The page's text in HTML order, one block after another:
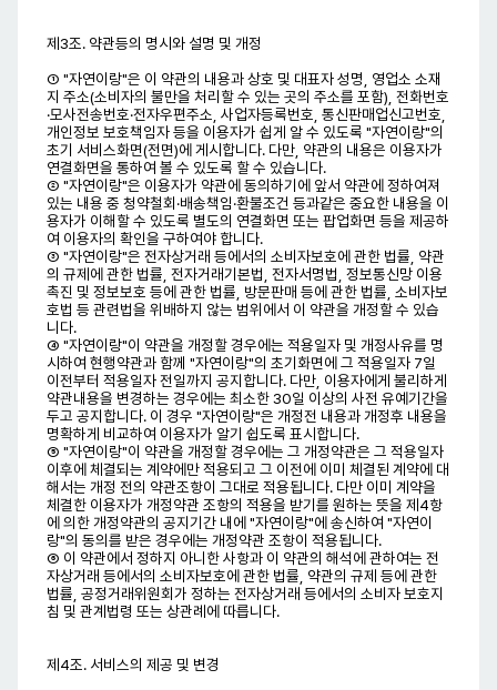
제3조. 약관등의 명시와 설명 및 개정
① "자연이랑"은 이 약관의 내용과 상호 및 대표자 성명, 영업소 소재
지 주소(소비자의 불만을 처리할 수 있는 곳의 주소를 포함), 전화번호
·모사전송번호·전자우편주소, 사업자등록번호, 통신판매업신고번호,
개인정보 보호책임자 등을 이용자가 쉽게 알 수 있도록 "자연이랑"의
초기 서비스화면(전면)에 게시합니다. 다만, 약관의 내용은 이용자가
연결화면을 통하여 볼 수 있도록 할 수 있습니다.
② "자연이랑"은 이용자가 약관에 동의하기에 앞서 약관에 정하여져
있는 내용 중 청약철회·배송책임·환불조건 등과같은 중요한 내용을 이
용자가 이해할 수 있도록 별도의 연결화면 또는 팝업화면 등을 제공하
여 이용자의 확인을 구하여야 합니다.
③ "자연이랑"은 전자상거래 등에서의 소비자보호에 관한 법률, 약관
의 규제에 관한 법률, 전자거래기본법, 전자서명법, 정보통신망 이용
촉진 및 정보보호 등에 관한 법률, 방문판매 등에 관한 법률, 소비자보
호법 등 관련법을 위배하지 않는 범위에서 이 약관을 개정할 수 있습
니다.
④ "자연이랑"이 약관을 개정할 경우에는 적용일자 및 개정사유를 명
시하여 현행약관과 함께 "자연이랑"의 초기화면에 그 적용일자 7일
이전부터 적용일자 전일까지 공지합니다. 다만, 이용자에게 불리하게
약관내용을 변경하는 경우에는 최소한 30일 이상의 사전 유예기간을
두고 공지합니다. 이 경우 "자연이랑"은 개정전 내용과 개정후 내용을
명확하게 비교하여 이용자가 알기 쉽도록 표시합니다.
⑤ "자연이랑"이 약관을 개정할 경우에는 그 개정약관은 그 적용일자
이후에 체결되는 계약에만 적용되고 그 이전에 이미 체결된 계약에 대
해서는 개정 전의 약관조항이 그대로 적용됩니다. 다만 이미 계약을
체결한 이용자가 개정약관 조항의 적용을 받기를 원하는 뜻을 제4항
에 의한 개정약관의 공지기간 내에 "자연이랑"에 송신하여 "자연이
랑"의 동의를 받은 경우에는 개정약관 조항이 적용됩니다.
⑥ 이 약관에서 정하지 아니한 사항과 이 약관의 해석에 관하여는 전
자상거래 등에서의 소비자보호에 관한 법률, 약관의 규제 등에 관한
법률, 공정거래위원회가 정하는 전자상거래 등에서의 소비자 보호지
침 및 관계법령 또는 상관례에 따릅니다.
제4조. 서비스의 제공 및 변경